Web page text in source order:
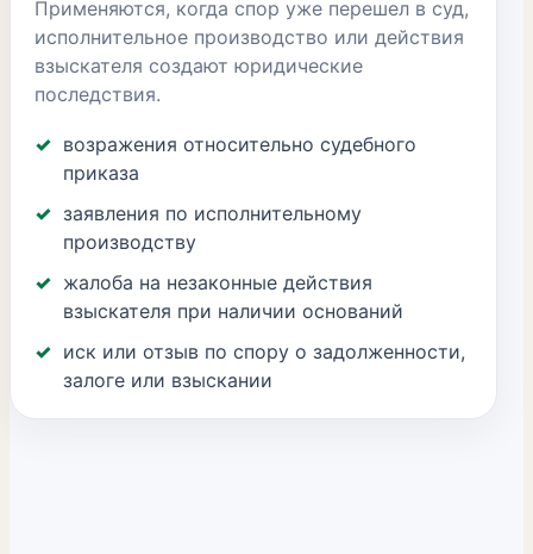
Применяются, когда спор уже перешел в суд,
исполнительное производство или действия
взыскателя создают юридические
последствия.
возражения относительно судебного
приказа
заявления по исполнительному
производству
жалоба на незаконные действия
взыскателя при наличии оснований
иск или отзыв по спору о задолженности,
залоге или взыскании